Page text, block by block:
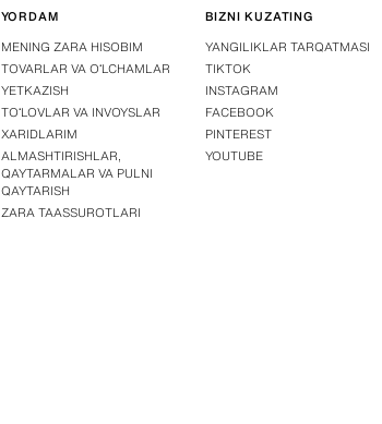
YORDAM
MENING ZARA HISOBIM
TOVARLAR VA OʻLCHAMLAR
YETKAZISH
TOʻLOVLAR VA INVOYSLAR
XARIDLARIM
ALMASHTIRISHLAR,
QAYTARMALAR VA PULNI
QAYTARISH
ZARA TAASSUROTLARI
BIZNI KUZATING
YANGILIKLAR TARQATMASI
TIKTOK
INSTAGRAM
FACEBOOK
PINTEREST
YOUTUBE